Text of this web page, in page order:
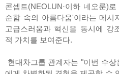
콘셉트(NEOLUN·이하 네오룬)
순함 속의 아름다움'이라는 메시
고급스러움과 혁신을 동시에 강
적 가치를 보여준다.
현대차그룹 관계자는 "이번 수